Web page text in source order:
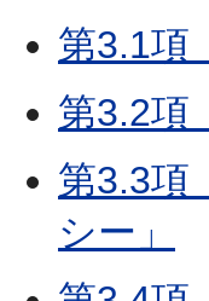
第3.1項
第3.2項
第3.3項
シー」